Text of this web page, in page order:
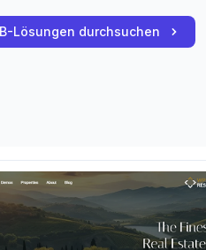
Lösungen durchsuchen